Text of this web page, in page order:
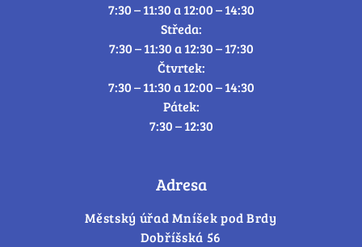
7:30 – 11:30 a 12:00 – 14:30
Středa:
7:30 – 11:30 a 12:30 – 17:30
Čtvrtek:
7:30 – 11:30 a 12:00 – 14:30
Pátek:
7:30 – 12:30
Adresa
Městský úřad Mníšek pod Brdy
Dobříšská 56